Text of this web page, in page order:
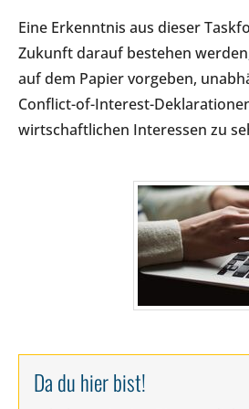
Eine Erkenntnis aus dieser
Zukunft darauf bestehen
auf dem Papier vorgeben,
Conflict-of-Interest-
wirtschaftlichen Interessen zu
Da du hier bist!